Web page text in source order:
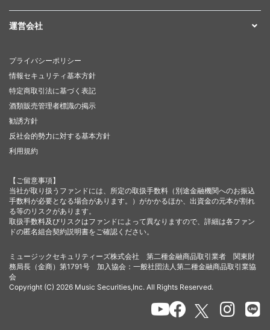
運営会社
プライバシーポリシー
情報セキュリティ基本方針
特定商取引法に基づく表記
酒類販売管理者標識の掲示
勧誘方針
反社会的勢力に対する基本方針
利用規約
【ご留意事項】
当社が取り扱うファンドには、所定の取扱手数料（別途金融機関へのお振込
手数料が必要となる場合があります。）がかかるほか、出資金の元本が割れ
る等のリスクがあります。
取扱手数料及びリスクはファンドによって異なりますので、詳細は各ファン
ドの匿名組合契約説明書をご確認ください。
ミュージックセキュリティーズ株式会社 第二種金融商品取引業者 関東財
務局長（金商）第1791号 加入協会：一般社団法人第二種金融商品取引業協
会
Copyright (C) 2026 Music Securities,Inc. All Rights Reserved.